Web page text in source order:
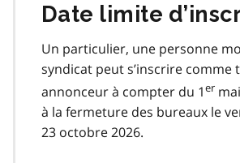
Date limite
Un particulier, une personne
syndicat peut s’inscrire comme
annonceur à compter du 1er
à la fermeture des bureaux le
23 octobre 2026.